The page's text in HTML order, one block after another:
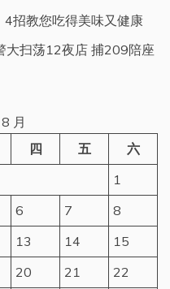
招教您吃得美味又健康
大扫荡12夜店 捕209陪座
月
四 五
六
1
6 7
8
13 14
15
20 21
22